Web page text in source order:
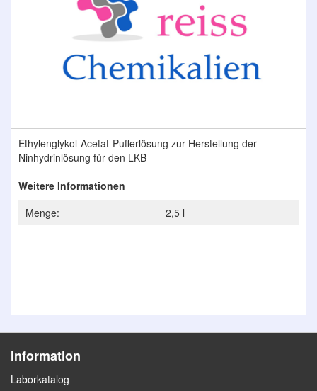
Anfang
der
springen
Ethylenglykol-Acetat-Pufferlösung zur Herstellung der
Ninhydrinlösung für den LKB
Weitere Informationen
Menge:
2,5 l
Information
Laborkatalog